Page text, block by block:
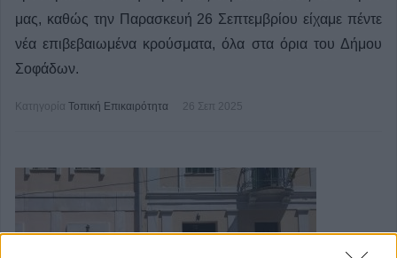
μας, καθώς την Παρασκευή 26 Σεπτεμβρίου είχαμε πέντε
νέα επιβεβαιωμένα κρούσματα, όλα στα όρια του Δήμου
Σοφάδων.
Κατηγορία Τοπική Επικαιρότητα 26 Σεπ 2025